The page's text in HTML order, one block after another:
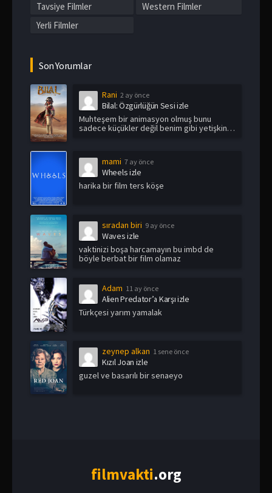
Tavsiye Filmler
Western Filmler
Yerli Filmler
Son Yorumlar
Rani 2 ay önce
Bilal: Özgürlüğün Sesi izle
Muhteşem bir animasyon olmuş bunu
sadece küçükler değil benim gibi yetişkin
mami 7 ay önce
Wheels izle
harika bir film ters köşe
sıradan biri 9 ay önce
Waves izle
vaktinizi boşa harcamayın bu imbd de
böyle berbat bir film olamaz
Adam 11 ay önce
Alien Predator’a Karşı izle
Türkçesi yarım yamalak
zeynep alkan 1 sene önce
Kızıl Joan izle
guzel ve basarılı bir senaeyo
filmvakti.org